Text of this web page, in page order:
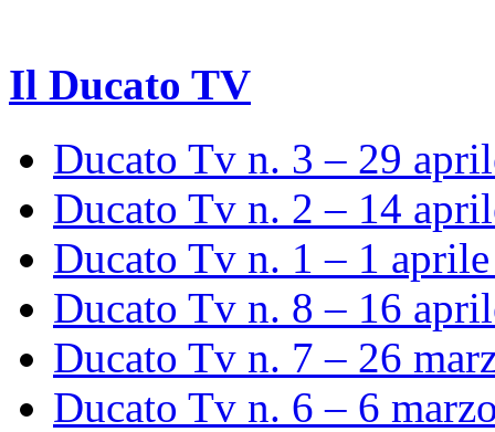
Il Ducato TV
Ducato Tv n. 3 – 29
Ducato Tv n. 2 – 14
Ducato Tv n. 1 – 1
Ducato Tv n. 8 – 16
Ducato Tv n. 7 – 26
Ducato Tv n. 6 – 6